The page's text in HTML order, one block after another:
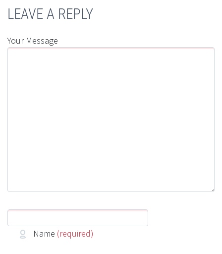
LEAVE A REPLY
Your Message
Name (required)